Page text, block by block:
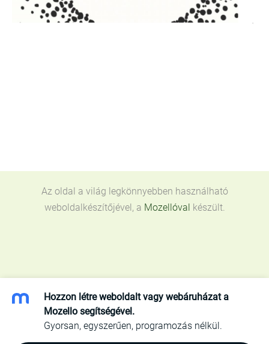
Az oldal a világ legkönnyebben használható
weboldalkészítőjével, a Mozellóval készült.
Hozzon létre weboldalt vagy webáruházat a
Mozello segítségével.
Gyorsan, egyszerűen, programozás nélkül.